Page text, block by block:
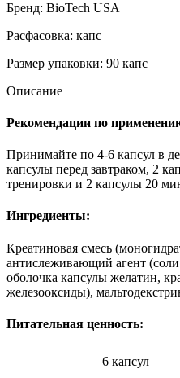
Бренд: BioTech USA
Расфасовка: капс
Размер упаковки: 90 капс
Описание
Рекомендации по
Принимайте по 4-6 капсул в
капсулы перед завтраком, 2
тренировки и 2 капсулы 20
Ингредиенты:
Креатиновая смесь
антислеживающий агент
оболочка капсулы желатин,
железооксиды),
Питательная ценность:
6 капсул